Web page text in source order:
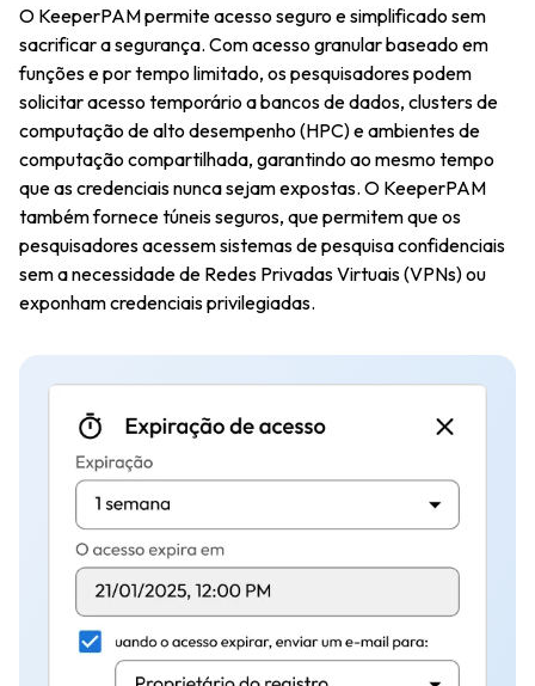
O KeeperPAM permite acesso seguro e simplificado sem
sacrificar a segurança. Com acesso granular baseado em
funções e por tempo limitado, os pesquisadores podem
solicitar acesso temporário a bancos de dados, clusters de
computação de alto desempenho (HPC) e ambientes de
computação compartilhada, garantindo ao mesmo tempo
que as credenciais nunca sejam expostas. O KeeperPAM
também fornece túneis seguros, que permitem que os
pesquisadores acessem sistemas de pesquisa confidenciais
sem a necessidade de Redes Privadas Virtuais (VPNs) ou
exponham credenciais privilegiadas.